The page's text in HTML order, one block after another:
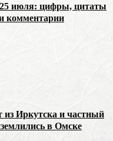
июля: цифры, цитаты
комментарии
из Иркутска и частный
в Омске